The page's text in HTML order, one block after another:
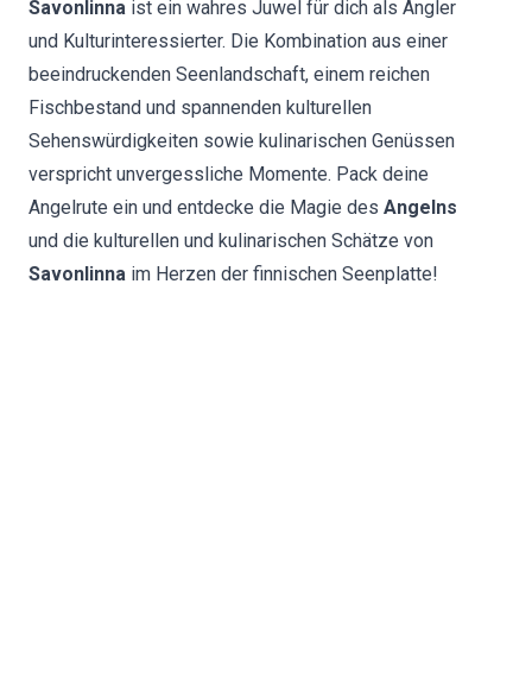
Savonlinna ist ein wahres Juwel für dich als Angler
und Kulturinteressierter. Die Kombination aus einer
beeindruckenden Seenlandschaft, einem reichen
Fischbestand und spannenden kulturellen
Sehenswürdigkeiten sowie kulinarischen Genüssen
verspricht unvergessliche Momente. Pack deine
Angelrute ein und entdecke die Magie des Angelns
und die kulturellen und kulinarischen Schätze von
Savonlinna im Herzen der finnischen Seenplatte!